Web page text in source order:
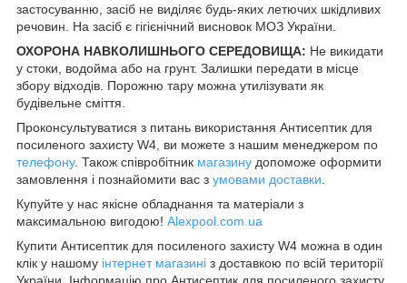
застосуванню, засіб не виділяє будь-яких летючих шкідливих
речовин. На засіб є гігієнічний висновок МОЗ України.
ОХОРОНА НАВКОЛИШНЬОГО СЕРЕДОВИЩА: Не викидати
у стоки, водойма або на грунт. Залишки передати в місце
збору відходів. Порожню тару можна утилізувати як
будівельне сміття.
Проконсультуватися з питань використання Антисептик для
посиленого захисту W4, ви можете з нашим менеджером по
телефону. Також співробітник магазину допоможе оформити
замовлення і познайомити вас з умовами доставки
Купуйте у нас якісне обладнання та матеріали з
максимальною вигодою! Alexpool.com.ua
Купити Антисептик для посиленого захисту W4 можна в один
клік у нашому інтернет магазині з доставкою по всій території
України. Інформацію про Антисептик для посиленого захисту